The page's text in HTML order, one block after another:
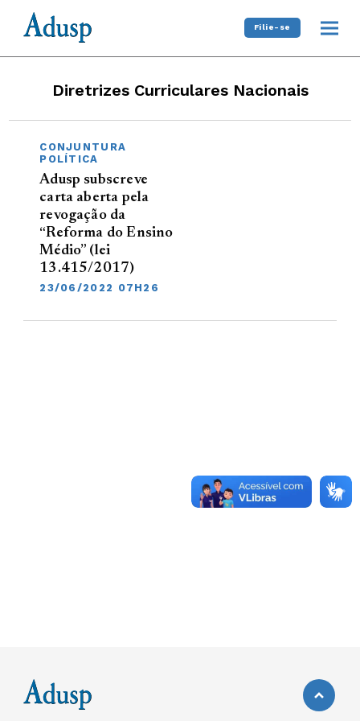
Filie-se
Diretrizes Curriculares Nacionais
CONJUNTURA
POLÍTICA
Adusp subscreve
carta aberta pela
revogação da
“Reforma do Ensino
Médio” (lei
13.415/2017)
23/06/2022 07H26